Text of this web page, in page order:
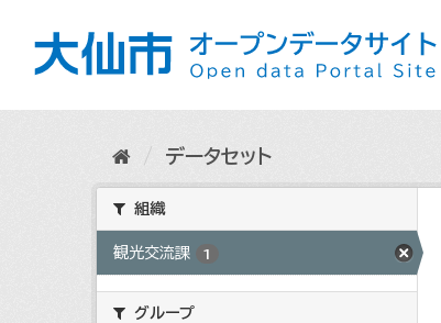
データセット
組織
観光交流課 1
グループ